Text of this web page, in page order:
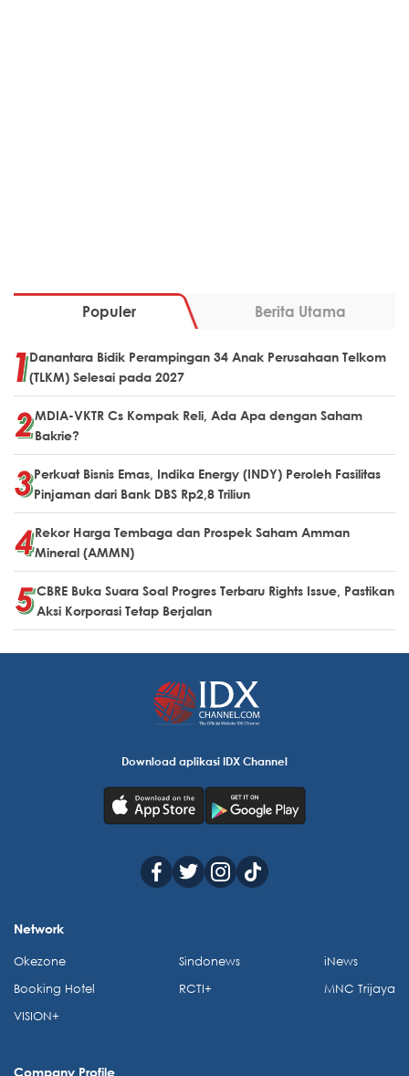
Populer Berita Utama
Danantara Bidik Perampingan 34 Anak Perusahaan Telkom
(TLKM) Selesai pada 2027
MDIA-VKTR Cs Kompak Reli, Ada Apa dengan Saham
Bakrie?
Perkuat Bisnis Emas, Indika Energy (INDY) Peroleh Fasilitas
Pinjaman dari Bank DBS Rp2,8 Triliun
Rekor Harga Tembaga dan Prospek Saham Amman
Mineral (AMMN)
CBRE Buka Suara Soal Progres Terbaru Rights Issue, Pastikan
Aksi Korporasi Tetap Berjalan
Download aplikasi IDX Channel
Network
Okezone
Booking Hotel
VISION+
Sindonews
RCTI+
iNews
MNC Trijaya
Company Profile